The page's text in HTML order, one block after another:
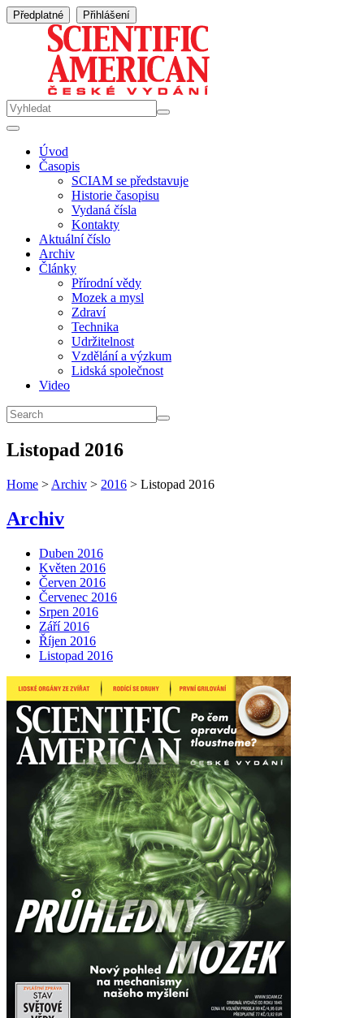
Předplatné Přihlášení
Úvod
Časopis
SCIAM se představuje
Historie časopisu
Vydaná čísla
Kontakty
Aktuální číslo
Archiv
Články
Přírodní vědy
Mozek a mysl
Zdraví
Technika
Udržitelnost
Vzdělání a výzkum
Lidská společnost
Video
Listopad 2016
Home > Archiv > 2016 > Listopad 2016
Archiv
Duben 2016
Květen 2016
Červen 2016
Červenec 2016
Srpen 2016
Září 2016
Říjen 2016
Listopad 2016